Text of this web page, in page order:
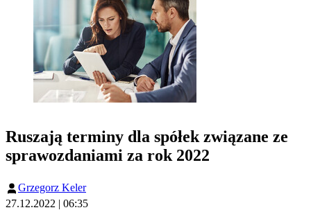
Ruszają terminy dla spółek związane ze
sprawozdaniami za rok 2022
Grzegorz Keler
27.12.2022 | 06:35